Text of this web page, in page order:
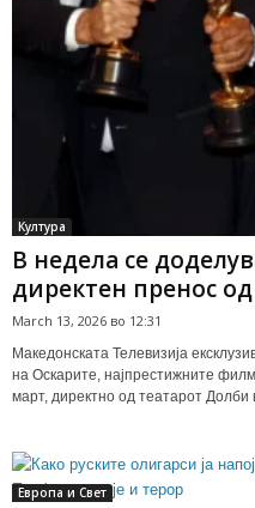
Култура
В недела се
директен пренос
March 13, 2026 во 12:31
Македонската Телевизија
на Оскарите, најпрестижните
март, директно од театарот Долби
Европа и Свет